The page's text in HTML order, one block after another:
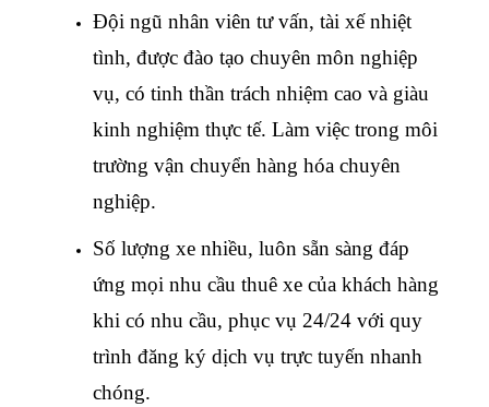
Đội ngũ nhân viên tư vấn, tài xế nhiệt
tình, được đào tạo chuyên môn nghiệp
vụ, có tinh thần trách nhiệm cao và giàu
kinh nghiệm thực tế. Làm việc trong môi
trường vận chuyển hàng hóa chuyên
nghiệp.
Số lượng xe nhiều, luôn sẵn sàng đáp
ứng mọi nhu cầu thuê xe của khách hàng
khi có nhu cầu, phục vụ 24/24 với quy
trình đăng ký dịch vụ trực tuyến nhanh
chóng.